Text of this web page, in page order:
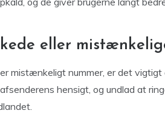
eller
mistænkeligt nummer, er det
hensigt, og undlad at